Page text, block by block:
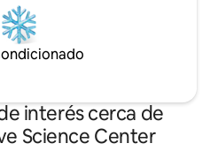
interés cerca de
Science Center